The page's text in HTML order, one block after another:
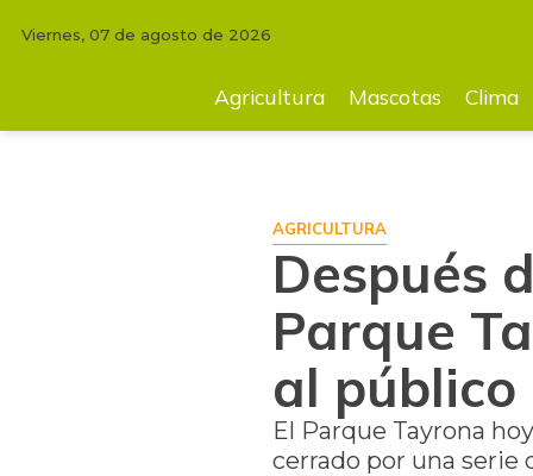
Después de 15 días de estar cerrado, el
Viernes, 07 de agosto de 2026
Agricultura Mascotas Clima
AGRICULTURA
Después
Parque
al público
El Parque Tayrona
cerrado por una serie